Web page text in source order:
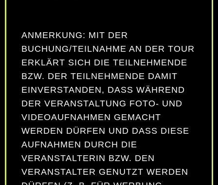
ANMERKUNG: MIT DER
BUCHUNG/TEILNAHME AN DER TOUR
ERKLÄRT SICH DIE TEILNEHMENDE
BZW. DER TEILNEHMENDE DAMIT
EINVERSTANDEN, DASS WÄHREND
DER VERANSTALTUNG FOTO- UND
VIDEOAUFNAHMEN GEMACHT
WERDEN DÜRFEN UND DASS DIESE
AUFNAHMEN DURCH DIE
VERANSTALTERIN BZW. DEN
VERANSTALTER GENUTZT WERDEN